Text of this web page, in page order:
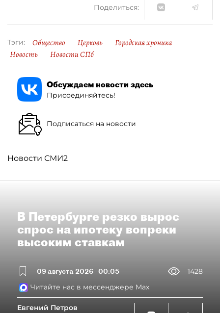
Поделиться:
Тэги: Общество Церковь
Городская хроника
Новость
Новости СПб
Обсуждаем новости здесь
Присоединяйтесь!
Подписаться на новости
Новости СМИ2
В Петербурге резко вырос
спрос на ипотеку вопреки
высоким ставкам
09 августа 2026 00:05
1428
Читайте нас в мессенджере Max
Евгений Петров